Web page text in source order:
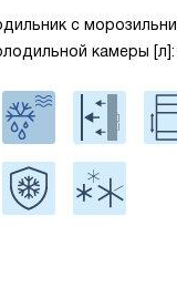
с
камеры